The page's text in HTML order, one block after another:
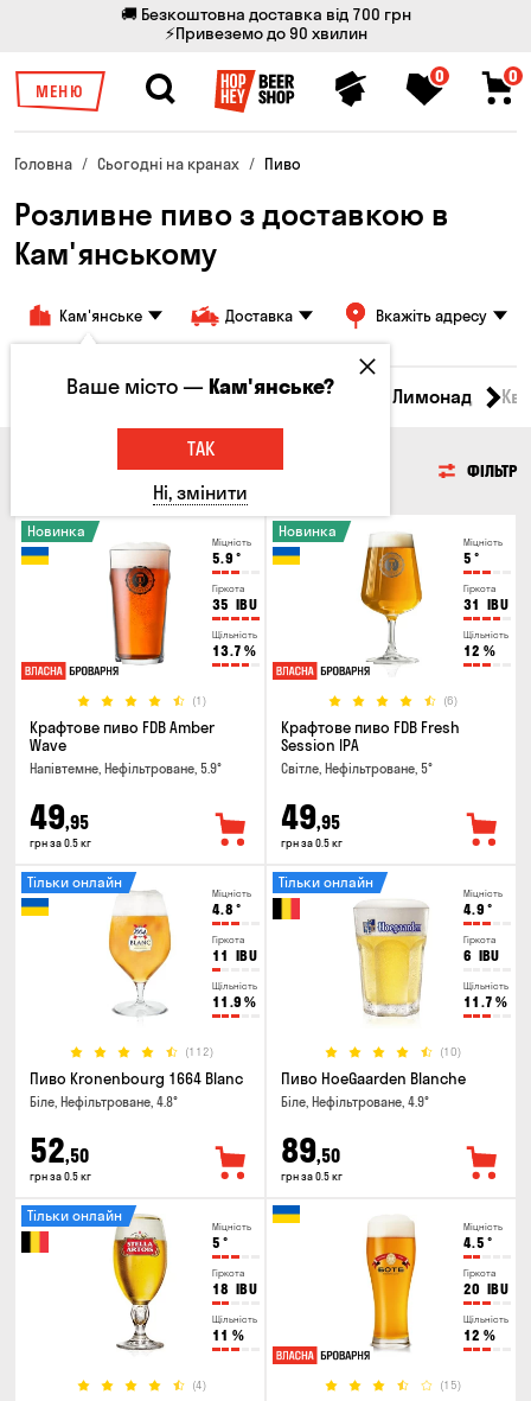
🚚 Безкоштовна доставка від 700 грн
⚡Привеземо до 90 хвилин
МЕНЮ
0 0
Головна Сьогодні на кранах Пиво
Розливне пиво з доставкою в
Кам'янському
Кам'янське Доставка Вкажіть адресу
Всі товари Пиво Сидр Вино Лимонад
ФІЛЬТР
Міцність
5.9 °
Гіркота
35 IBU
Щільність
13.7 %
(1)
Новинка
Крафтове пиво FDB Amber
Wave
Напівтемне, Нефільтроване, 5.9°
49,95
грн за 0.5 кг
Міцність
5 °
Гіркота
31 IBU
Щільність
12 %
(6)
Новинка
Крафтове пиво FDB Fresh
Session IPA
Світле, Нефільтроване, 5°
49,95
грн за 0.5 кг
Міцність
4.8 °
Гіркота
11 IBU
Щільність
11.9 %
(112)
Тільки онлайн
Пиво Kronenbourg 1664 Blanc
Біле, Нефільтроване, 4.8°
52,50
грн за 0.5 кг
Міцність
4.9 °
Гіркота
6 IBU
Щільність
11.7 %
(10)
Тільки онлайн
Пиво HoeGaarden Blanche
Біле, Нефільтроване, 4.9°
89,50
грн за 0.5 кг
Міцність
5 °
Гіркота
18 IBU
Щільність
11 %
(4)
Тільки онлайн
Міцність
4.5 °
Гіркота
20 IBU
Щільність
12 %
(15)
Ваше місто —Кам'янське?
ТАК
Ні, змінити